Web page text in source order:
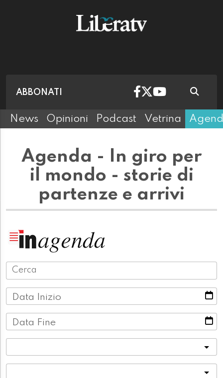
ABBONATI
News Opinioni Podcast Vetrina
Agenda - In giro per
il mondo - storie di
partenze e arrivi
Data Inizio
Data Fine